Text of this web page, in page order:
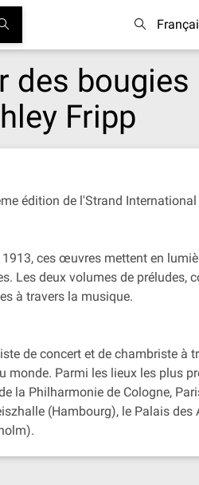
des
Fripp
édition de l'Strand
ces œuvres mettent en
deux volumes de préludes,
à travers la musique.
de concert et de chambriste à
Parmi les lieux les plus
la Philharmonie de Cologne,
(Hambourg), le Palais